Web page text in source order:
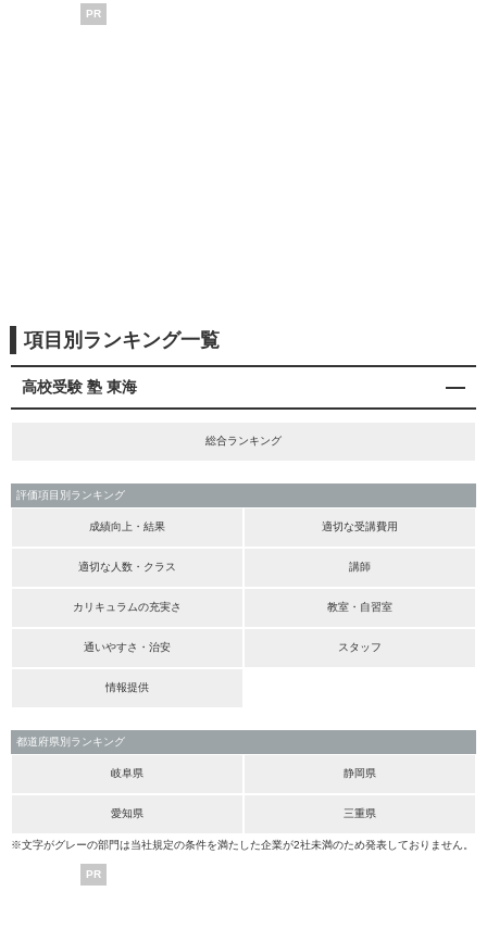
PR
項目別ランキング一覧
高校受験 塾 東海
総合ランキング
評価項目別ランキング
成績向上・結果 適切な受講費用
適切な人数・クラス 講師
カリキュラムの充実さ 教室・自習室
通いやすさ・治安 スタッフ
情報提供
都道府県別ランキング
岐阜県 静岡県
愛知県 三重県
※文字がグレーの部門は当社規定の条件を満たした企業が2社未満のため発表しておりません。
PR